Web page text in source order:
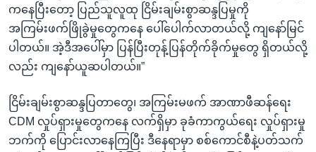
ကနေပြီးတော့ ပြည်သူလူထု ငြိမ်းချမ်းစွာဆန္ဒပြမှုကို
အကြမ်းဖက်ဖြိုခွဲမှုတွေကနေ ပေါ်ပေါက်လာတယ်လို့ ကျနော်မြင်
ပါတယ်။ အဲ့ဒီအပေါ်မှာ ပြန်ပြီးတုန့်ပြန်တိုက်ခိုက်မှုတွေ ရှိတယ်လို့
လည်း ကျနော်ယူဆပါတယ်။”
ငြိမ်းချမ်းစွာဆန္ဒပြတာတွေ၊ အကြမ်းမဖက် အာဏာဖီဆန်ရေး
CDM လှုပ်ရှားမှုတွေကနေ လက်ရှိမှာ ခုခံကာကွယ်ရေး လှုပ်ရှားမှု
ဘက်ကို ပြောင်းလာနေကြပြီး ဒီနေရာမှာ စစ်ကောင်စီနဲ့ပတ်သက်